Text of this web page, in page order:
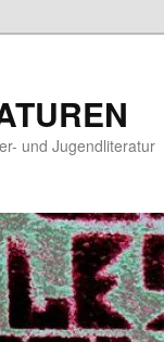
und Jugendliteratur